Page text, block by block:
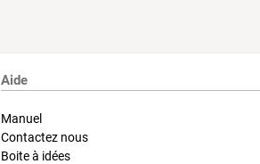
Aide
Manuel
Contactez nous
Boite à idées